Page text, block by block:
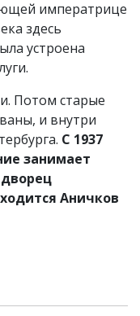
императрице
здесь
устроена
Потом старые
и внутри
С 1937
занимает
Аничков